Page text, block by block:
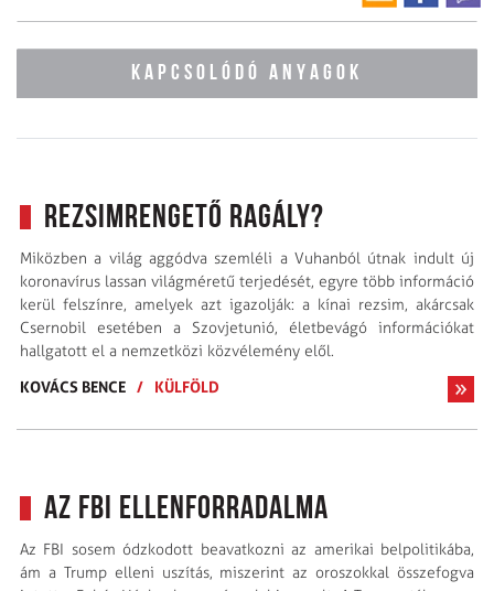
KAPCSOLÓDÓ ANYAGOK
Rezsimrengető ragály?
Miközben a világ aggódva szemléli a Vuhanból útnak indult új
koronavírus lassan világméretű terjedését, egyre több információ
kerül felszínre, amelyek azt igazolják: a kínai rezsim, akárcsak
Csernobil esetében a Szovjetunió, életbevágó információkat
hallgatott el a nemzetközi közvélemény elől.
KOVÁCS BENCE / KÜLFÖLD
Az FBI ellenforradalma
Az FBI sosem ódzkodott beavatkozni az amerikai belpolitikába,
ám a Trump elleni uszítás, miszerint az oroszokkal összefogva